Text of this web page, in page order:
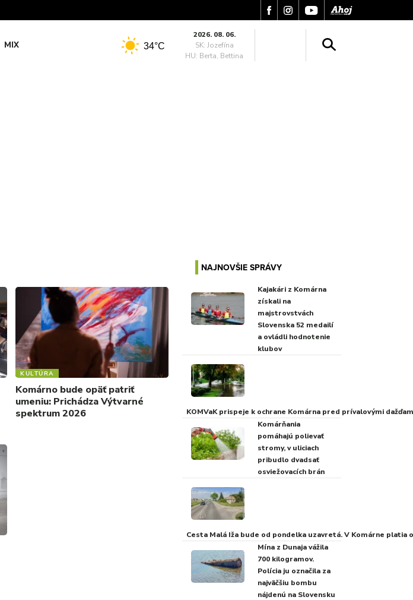
MIX 34°C
2026. 08. 06.
SK: Jozefína
HU: Berta, Bettina
KULTÚRA
Komárno bude opäť patriť
umeniu: Prichádza Výtvarné
spektrum 2026
NAJNOVŠIE SPRÁVY
Kajakári z Komárna
získali na
majstrovstvách
Slovenska 52 medailí
a ovládli hodnotenie
klubov
KOMVaK prispeje k ochrane Komárna pred prívalovými
Komárňania
pomáhajú polievať
stromy, v uliciach
pribudlo dvadsať
osviežovacích brán
Cesta Malá Iža bude od pondelka uzavretá. V Komárne platia
Mína z Dunaja vážila
700 kilogramov.
Polícia ju označila za
najväčšiu bombu
nájdenú na Slovensku